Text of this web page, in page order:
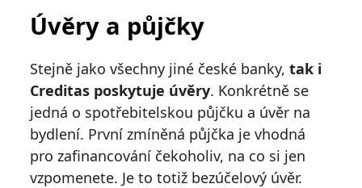
Úvěry a půjčky
Stejně jako všechny jiné české banky,tak i
Creditas poskytuje úvěry. Konkrétně se
jedná o spotřebitelskou půjčku a úvěr na
bydlení. První zmíněná půjčka je vhodná
pro zafinancování čekoholiv, na co si jen
vzpomenete. Je to totiž bezúčelový úvěr.